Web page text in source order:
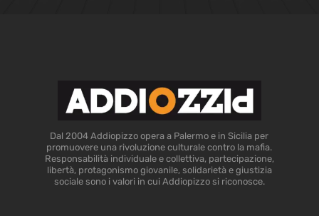
Dal 2004 Addiopizzo opera a Palermo e in Sicilia per
promuovere una rivoluzione culturale contro la mafia.
Responsabilità individuale e collettiva, partecipazione,
libertà, protagonismo giovanile, solidarietà e giustizia
sociale sono i valori in cui Addiopizzo si riconosce.